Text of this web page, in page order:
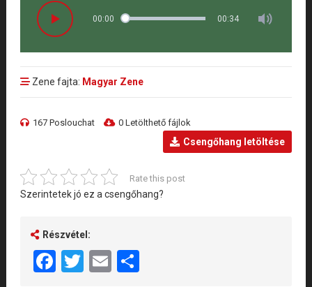
00:00 00:34
Zene fajta: Magyar Zene
167 Poslouchat 0 Letölthető fájlok
Csengőhang letöltése
Rate this post
Szerintetek jó ez a csengőhang?
Részvétel:
Facebook
Twitter
EmailShare